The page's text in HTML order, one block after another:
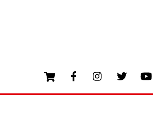
Cart FacebookInstagramTwitter